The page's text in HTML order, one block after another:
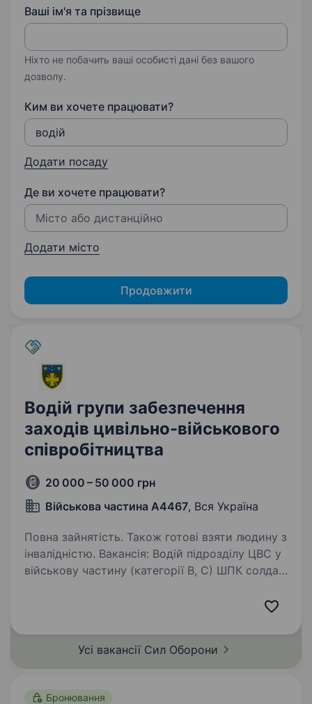
Ваші ім'я та прізвище
Ніхто не побачить ваші особисті дані без вашого
дозволу.
Ким ви хочете працювати?
Додати посаду
Де ви хочете працювати?
Додати місто
Продовжити
Водій групи забезпечення
заходів цивільно-військового
співробітництва
20 000 – 50 000 грн
Військова частина А4467, Вся Україна
Повна зайнятість. Також готові взяти людину з
інвалідністю. Вакансія: Водій підрозділу ЦВС у
військову частину (категорії В, С) ШПК солдат.
за контрактом або мобілізація. Короткий опис:
Цивільно-військового…
Усі вакансії Сил Оборони
Бронювання